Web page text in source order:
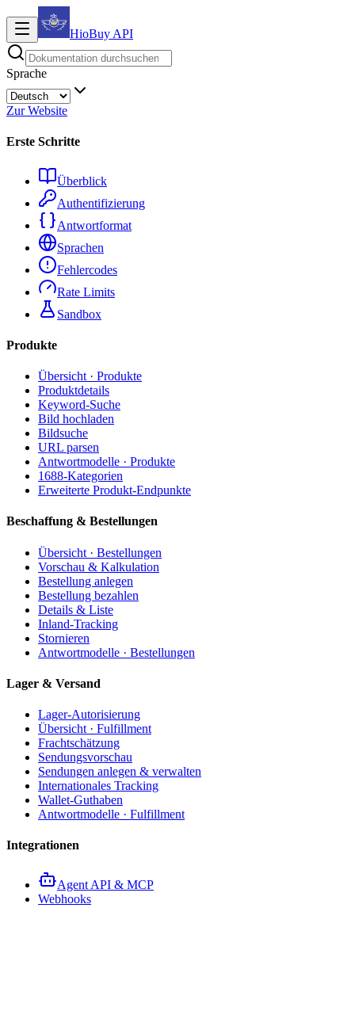
HioBuy API
Sprache
Zur Website
Erste Schritte
Überblick
Authentifizierung
Antwortformat
Sprachen
Fehlercodes
Rate Limits
Sandbox
Produkte
Übersicht · Produkte
Produktdetails
Keyword-Suche
Bild hochladen
Bildsuche
URL parsen
Antwortmodelle · Produkte
1688-Kategorien
Erweiterte Produkt-Endpunkte
Beschaffung & Bestellungen
Übersicht · Bestellungen
Vorschau & Kalkulation
Bestellung anlegen
Bestellung bezahlen
Details & Liste
Inland-Tracking
Stornieren
Antwortmodelle · Bestellungen
Lager & Versand
Lager-Autorisierung
Übersicht · Fulfillment
Frachtschätzung
Sendungsvorschau
Sendungen anlegen & verwalten
Internationales Tracking
Wallet-Guthaben
Antwortmodelle · Fulfillment
Integrationen
Agent API & MCP
Webhooks